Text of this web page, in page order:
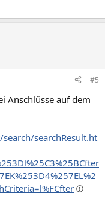
#5
Anschlüsse auf dem
searchResult.ht